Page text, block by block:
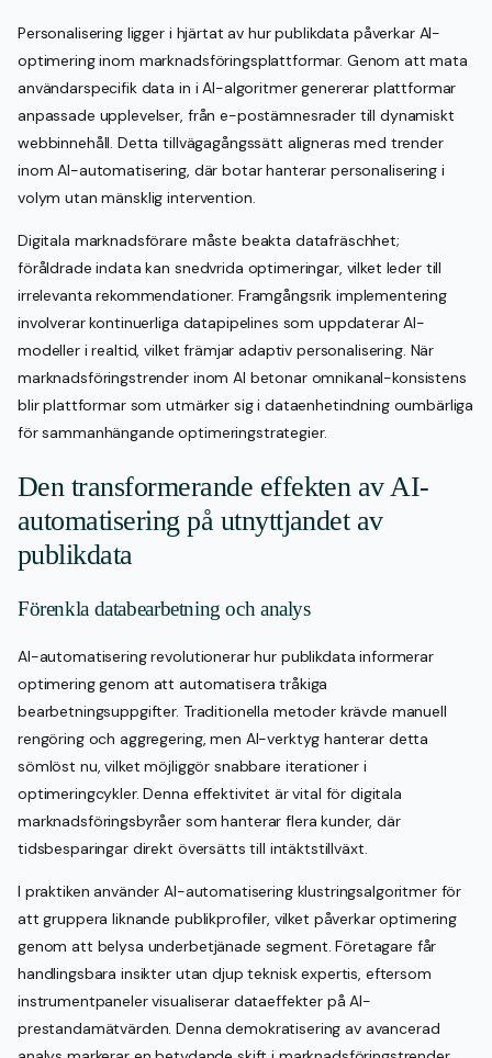
Personalisering ligger i hjärtat av hur publikdata påverkar AI-
optimering inom marknadsföringsplattformar. Genom att mata
användarspecifik data in i AI-algoritmer genererar plattformar
anpassade upplevelser, från e-postämnesrader till dynamiskt
webbinnehåll. Detta tillvägagångssätt aligneras med trender
inom AI-automatisering, där botar hanterar personalisering i
volym utan mänsklig intervention.
Digitala marknadsförare måste beakta datafräschhet;
föråldrade indata kan snedvrida optimeringar, vilket leder till
irrelevanta rekommendationer. Framgångsrik implementering
involverar kontinuerliga datapipelines som uppdaterar AI-
modeller i realtid, vilket främjar adaptiv personalisering. När
marknadsföringstrender inom AI betonar omnikanal-konsistens
blir plattformar som utmärker sig i dataenhetindning oumbärliga
för sammanhängande optimeringstrategier.
Den transformerande effekten av AI-
automatisering på utnyttjandet av
publikdata
Förenkla databearbetning och analys
AI-automatisering revolutionerar hur publikdata informerar
optimering genom att automatisera tråkiga
bearbetningsuppgifter. Traditionella metoder krävde manuell
rengöring och aggregering, men AI-verktyg hanterar detta
sömlöst nu, vilket möjliggör snabbare iterationer i
optimeringcykler. Denna effektivitet är vital för digitala
marknadsföringsbyråer som hanterar flera kunder, där
tidsbesparingar direkt översätts till intäktstillväxt.
I praktiken använder AI-automatisering klustringsalgoritmer för
att gruppera liknande publikprofiler, vilket påverkar optimering
genom att belysa underbetjänade segment. Företagare får
handlingsbara insikter utan djup teknisk expertis, eftersom
instrumentpaneler visualiserar dataeffekter på AI-
prestandamätvärden. Denna demokratisering av avancerad